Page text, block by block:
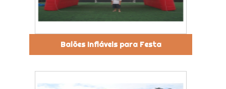
Balões Infláveis para Festa